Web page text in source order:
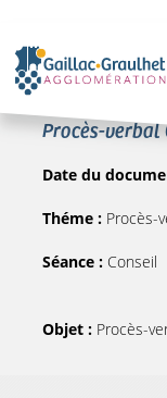
Procès-verbal
Date du
Théme : Procès-
Séance : Conseil
Objet : Procès-